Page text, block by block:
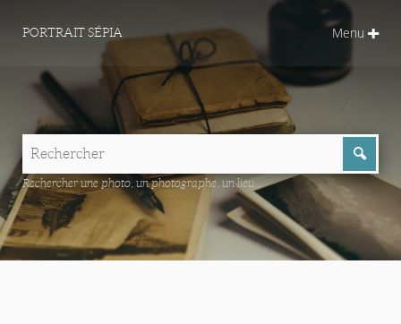
PORTRAIT SÉPIA Menu
Rechercher une photo, un photographe, un lieu...